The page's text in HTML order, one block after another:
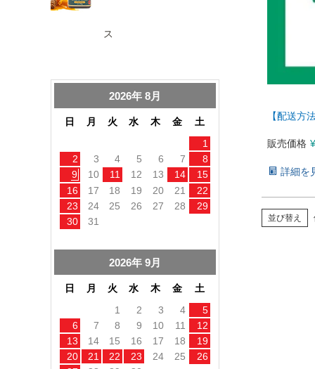
ス
【配送方
販売価格 ¥
詳細を
並び替え